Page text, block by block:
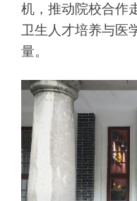
机，推动院校合作
卫生人才培养与医
量。